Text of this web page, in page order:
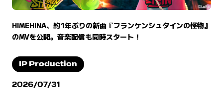
HIMEHINA、約1年ぶりの新曲『フランケンシュタインの怪物』
のMVを公開。音楽配信も同時スタート！
IP Production
2026/07/31